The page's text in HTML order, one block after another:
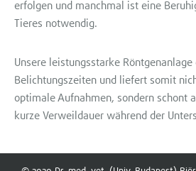
erfolgen und manchmal ist eine
Tieres notwendig.
Unsere leistungsstarke
Belichtungszeiten und liefert somit
optimale Aufnahmen, sondern schont
kurze Verweildauer während der